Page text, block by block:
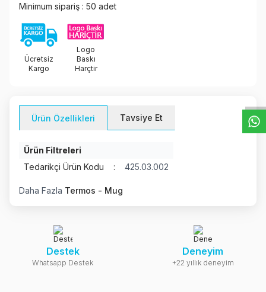
Minimum sipariş : 50 adet
Ücretsiz
Kargo
Logo
Baskı
Harçtir
Ürün Özellikleri Tavsiye Et
Ürün Filtreleri
Tedarikçi Ürün Kodu
: 425.03.002
Daha Fazla Termos - Mug
Destek
Whatsapp Destek
Deneyim
+22 yıllık deneyim